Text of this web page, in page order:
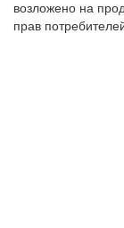
возложено на
прав